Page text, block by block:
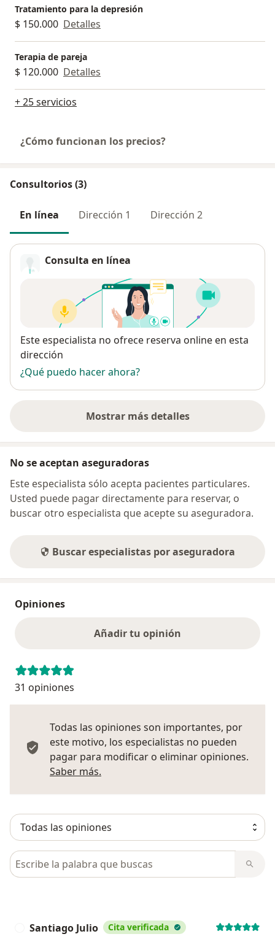
Tratamiento para la depresión
$ 150.000 Detalles
Terapia de pareja
$ 120.000 Detalles
+ 25 servicios
¿Cómo funcionan los precios?
Consultorios (3)
En línea Dirección 1 Dirección 2
Consulta en línea
Disponibilidad
Este especialista no ofrece reserva online en esta
dirección
¿Qué puedo hacer ahora?
Mostrar más detalles
sobre la dirección
No se aceptan aseguradoras
Este especialista sólo acepta pacientes particulares.
Usted puede pagar directamente para reservar, o
buscar otro especialista que acepte su aseguradora.
Buscar especialistas por aseguradora
Opiniones
Añadir tu opinión
31 opiniones
Todas las opiniones son importantes, por
este motivo, los especialistas no pueden
pagar para modificar o eliminar opiniones.
Saber más.
Busca en opiniones
Santiago Julio Cita verificada